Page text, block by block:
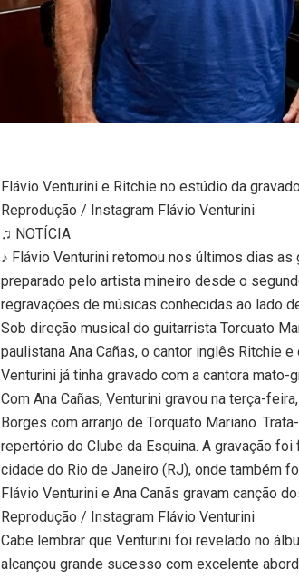
Flávio Venturini e Ritchie no estúdio da
Reprodução / Instagram Flávio Venturini
♫ NOTÍCIA
♪ Flávio Venturini retomou nos últimos dias
preparado pelo artista mineiro desde o
regravações de músicas conhecidas ao lado
Sob direção musical do guitarrista Torcuato
paulistana Ana Cañas, o cantor inglês Ritchie
Venturini já tinha gravado com a cantora
Com Ana Cañas, Venturini gravou na terça-
Borges com arranjo de Torquato Mariano.
repertório do Clube da Esquina. A gravação
cidade do Rio de Janeiro (RJ), onde também
Flávio Venturini e Ana Canãs gravam canção
Reprodução / Instagram Flávio Venturini
Cabe lembrar que Venturini foi revelado no
alcançou grande sucesso com excelente